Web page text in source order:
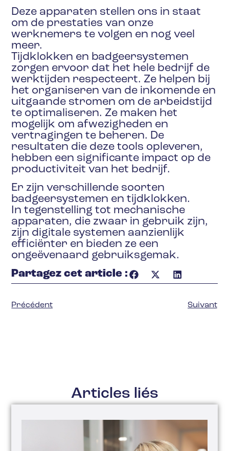
Deze apparaten stellen ons in staat
om de prestaties van onze
werknemers te volgen en nog veel
meer.
Tijdklokken en badgeersystemen
zorgen ervoor dat het hele bedrijf de
werktijden respecteert. Ze helpen bij
het organiseren van de inkomende en
uitgaande stromen om de arbeidstijd
te optimaliseren. Ze maken het
mogelijk om afwezigheden en
vertragingen te beheren. De
resultaten die deze tools opleveren,
hebben een significante impact op de
productiviteit van het bedrijf.
Er zijn verschillende soorten
badgeersystemen en tijdklokken.
In tegenstelling tot mechanische
apparaten, die zwaar in gebruik zijn,
zijn digitale systemen aanzienlijk
efficiënter en bieden ze een
ongeëvenaard gebruiksgemak.
Partagez cet article :
Précédent Suivant
Articles liés